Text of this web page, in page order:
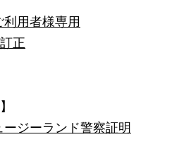
用者様専用
正
ジーランド警察証明